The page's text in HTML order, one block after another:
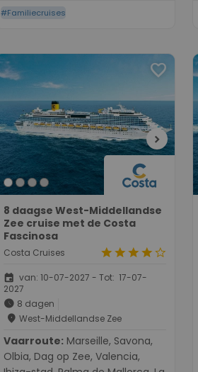
#Familiecruises
favorite
chevron_right
8 daagse West-Middellandse
Zee cruise met de Costa
Fascinosa
Costa Cruises starstarstarstarstar_border
event van: 10-07-2027 - Tot: 17-07-
2027
schedule 8 dagen
place West-Middellandse Zee
Vaarroute:
Olbia, Dag op Zee, Valencia,